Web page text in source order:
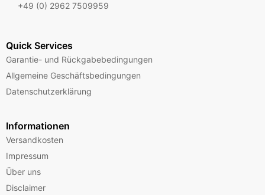
+49 (0) 2962 7509959
Quick Services
Garantie- und Rückgabebedingungen
Allgemeine Geschäftsbedingungen
Datenschutzerklärung
Informationen
Versandkosten
Impressum
Über uns
Disclaimer